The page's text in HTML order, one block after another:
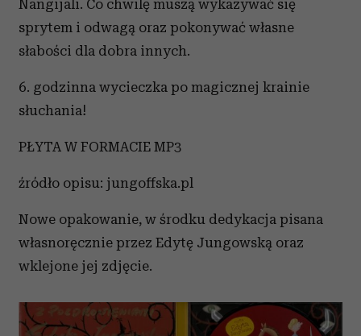
Nangijali. Co chwilę muszą wykazywać się
sprytem i odwagą oraz pokonywać własne
słabości dla dobra innych.
6. godzinna wycieczka po magicznej krainie
słuchania!
PŁYTA W FORMACIE MP3
źródło opisu: jungoffska.pl
Nowe opakowanie, w środku dedykacja pisana
własnoręcznie przez Edytę Jungowską oraz
wklejone jej zdjęcie.